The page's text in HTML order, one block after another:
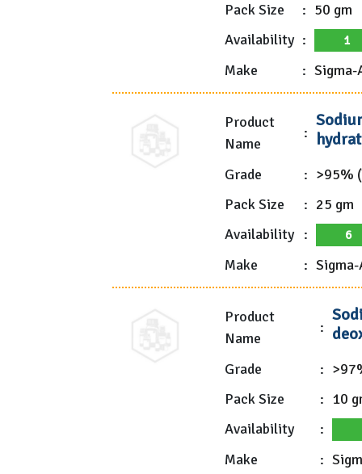
Pack Size
: 50 gm
Availability : 1
Make :
Product
Name
:
Grade : >95%
Pack Size
: 25 gm
Availability
: 6
Make :
Product
Name
:
Grade :
Pack Size
: 10
Availability
:
Make :